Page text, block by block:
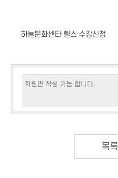
하늘문화센타 헬스 수강신청
목록